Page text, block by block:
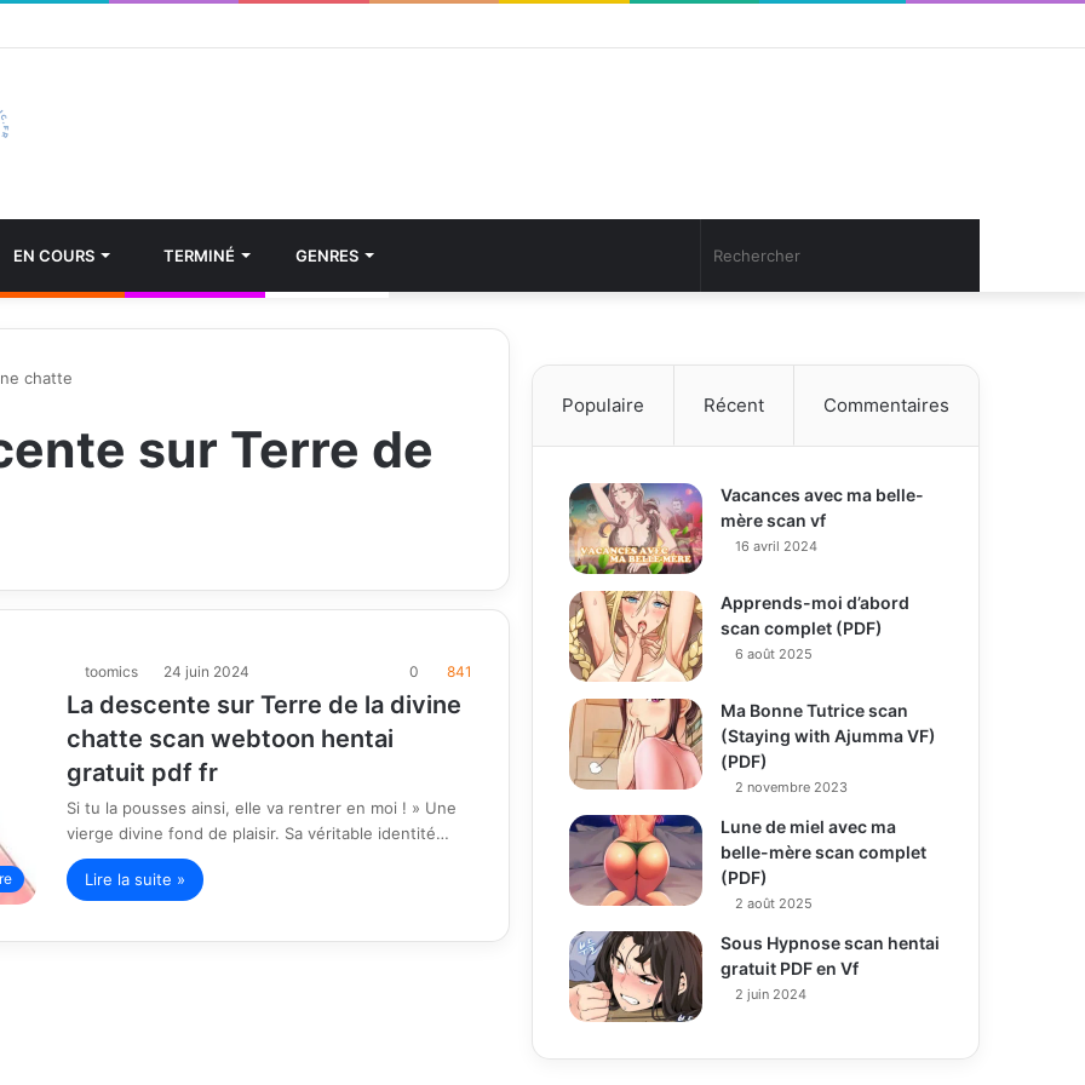
EN COURS TERMINÉ GENRES Article
chatte
sur Terre de
toomics 24 juin 2024 0 841
La descente sur Terre de la divine
chatte scan webtoon hentai
gratuit pdf fr
Si tu la pousses ainsi, elle va rentrer en moi ! » Une
vierge divine fond de plaisir. Sa véritable identité…
Lire la suite »
Populaire Récent Commentaires
Vacances avec ma belle-
mère scan vf
16 avril 2024
Apprends-moi d’abord
scan complet (PDF)
6 août 2025
Ma Bonne Tutrice scan
(Staying with Ajumma VF)
(PDF)
2 novembre 2023
Lune de miel avec ma
belle-mère scan complet
(PDF)
2 août 2025
Sous Hypnose scan hentai
gratuit PDF en Vf
2 juin 2024